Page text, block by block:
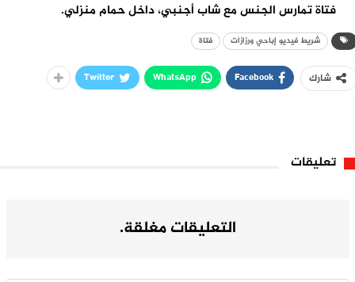
فتاة تمارس الجنس مع شاب أجنبي، داخل حمام منزلي.
شريط فيديو إباحي ورزازات فتاة
شارك Facebook
WhatsApp
Twitter
تعليقات
التعليقات مغلقة.